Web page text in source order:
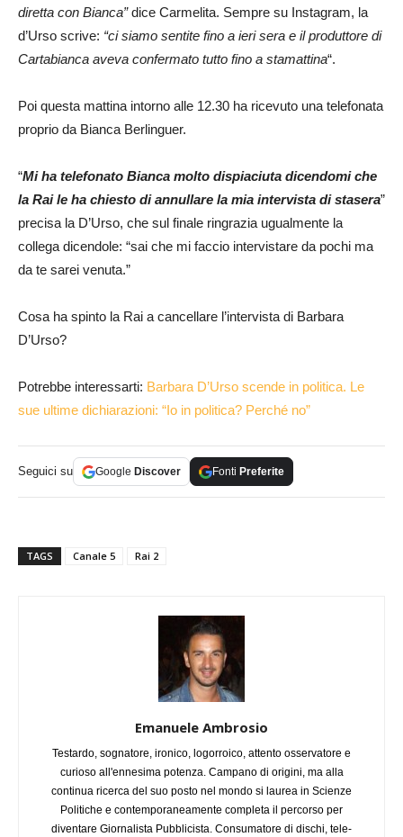
diretta con Bianca”dice Carmelita. Sempre su Instagram, la
d’Urso scrive: “ci siamo sentite fino a ieri sera e il produttore di
Cartabianca aveva confermato tutto fino a stamattina“.
Poi questa mattina intorno alle 12.30 ha ricevuto una telefonata
proprio da Bianca Berlinguer.
“Mi ha telefonato Bianca molto dispiaciuta dicendomi che
la Rai le ha chiesto di annullare la mia intervista di stasera”
precisa la D’Urso, che sul finale ringrazia ugualmente la
collega dicendole: “sai che mi faccio intervistare da pochi ma
da te sarei venuta.”
Cosa ha spinto la Rai a cancellare l’intervista di Barbara
D’Urso?
Potrebbe interessarti: Barbara D’Urso scende in politica. Le
sue ultime dichiarazioni: “Io in politica? Perché no”
Seguici su Google Discover Fonti Preferite
TAGS Canale 5 Rai 2
Emanuele Ambrosio
Testardo, sognatore, ironico, logorroico, attento osservatore e
curioso all'ennesima potenza. Campano di origini, ma alla
continua ricerca del suo posto nel mondo si laurea in Scienze
Politiche e contemporaneamente completa il percorso per
diventare Giornalista Pubblicista. Consumatore di dischi, tele-